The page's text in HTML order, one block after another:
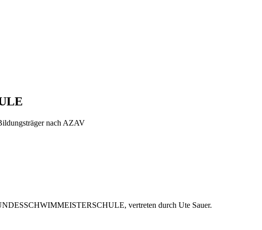
nach AZAV
vertreten durch Ute Sauer.